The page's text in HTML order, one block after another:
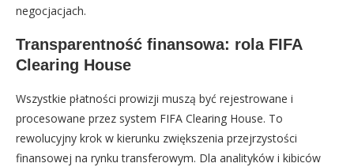
negocjacjach.
Transparentność finansowa: rola FIFA
Clearing House
Wszystkie płatności prowizji muszą być rejestrowane i
procesowane przez system FIFA Clearing House. To
rewolucyjny krok w kierunku zwiększenia przejrzystości
finansowej na rynku transferowym. Dla analityków i kibiców